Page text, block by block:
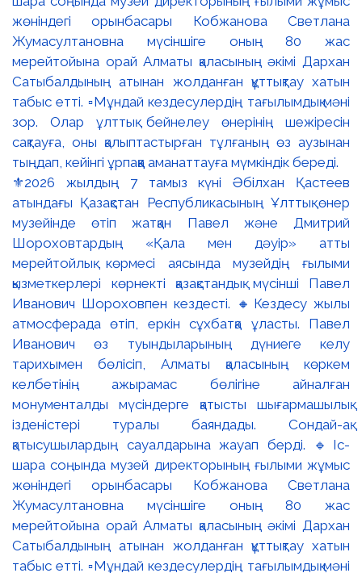
⚜️2026 жылдың 7 тамыз күні Әбілхан Қастеев
атындағы Қазақстан Республикасының Ұлттық өнер
музейінде өтіп жатқан Павел және Дмитрий
Шороховтардың «Қала мен дәуір» атты
мерейтойлық көрмесі аясында музейдің ғылыми
қызметкерлері көрнекті қазақстандық мүсінші Павел
Иванович Шороховпен кездесті. 🔸Кездесу жылы
атмосферада өтіп, еркін сұхбатқа ұласты. Павел
Иванович өз туындыларының дүниеге келу
тарихымен бөлісіп, Алматы қаласының көркем
келбетінің ажырамас бөлігіне айналған
монументалды мүсіндерге қатысты шығармашылық
ізденістері туралы баяндады. Сондай-ақ
қатысушылардың сауалдарына жауап берді. 🔹Іс-
шара соңында музей директорының ғылыми жұмыс
жөніндегі орынбасары Кобжанова Светлана
Жумасултановна мүсіншіге оның 80 жас
мерейтойына орай Алматы қаласының әкімі Дархан
Сатыбалдының атынан жолданған құттықтау хатын
табыс етті. ▫️Мұндай кездесулердің тағылымдық мәні